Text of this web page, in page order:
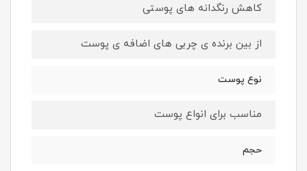
کاهش رنگدانه های پوستی
از بین برنده ی چربی های اضافه ی پوست
نوع پوست
مناسب برای انواع پوست
حجم